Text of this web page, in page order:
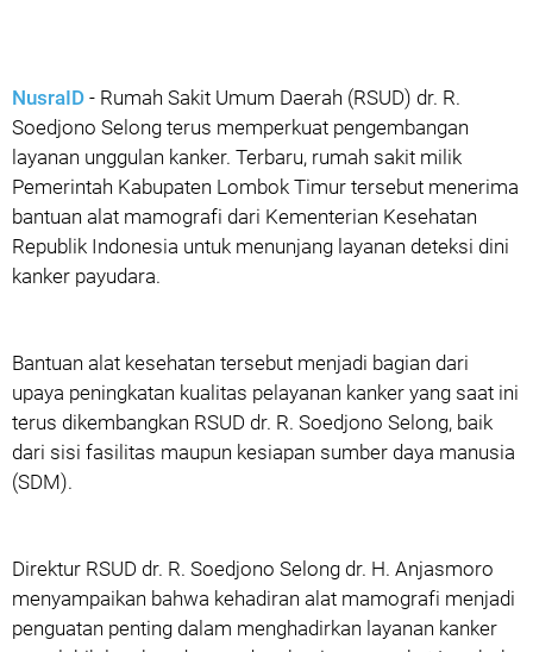
NusraID - Rumah Sakit Umum Daerah (RSUD) dr. R.
Soedjono Selong terus memperkuat pengembangan
layanan unggulan kanker. Terbaru, rumah sakit milik
Pemerintah Kabupaten Lombok Timur tersebut menerima
bantuan alat mamografi dari Kementerian Kesehatan
Republik Indonesia untuk menunjang layanan deteksi dini
kanker payudara.
Bantuan alat kesehatan tersebut menjadi bagian dari
upaya peningkatan kualitas pelayanan kanker yang saat ini
terus dikembangkan RSUD dr. R. Soedjono Selong, baik
dari sisi fasilitas maupun kesiapan sumber daya manusia
(SDM).
Direktur RSUD dr. R. Soedjono Selong dr. H. Anjasmoro
menyampaikan bahwa kehadiran alat mamografi menjadi
penguatan penting dalam menghadirkan layanan kanker